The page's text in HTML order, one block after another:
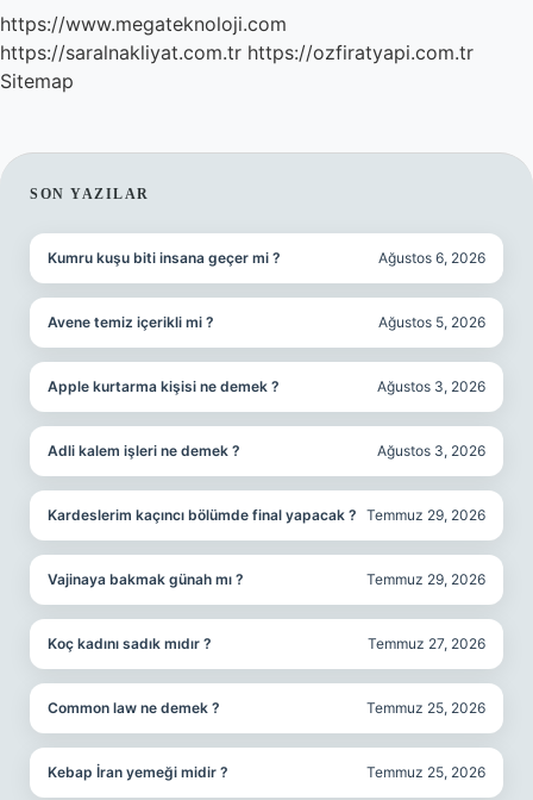
https://www.megateknoloji.com
https://saralnakliyat.com.tr https://ozfiratyapi.com.tr
Sitemap
SIDEBAR
SON YAZILAR
Kumru kuşu biti insana geçer mi ? Ağustos 6, 2026
Avene temiz içerikli mi ? Ağustos 5, 2026
Apple kurtarma kişisi ne demek ? Ağustos 3, 2026
Adli kalem işleri ne demek ? Ağustos 3, 2026
Kardeslerim kaçıncı bölümde final yapacak ? Temmuz 29, 2026
Vajinaya bakmak günah mı ? Temmuz 29, 2026
Koç kadını sadık mıdır ? Temmuz 27, 2026
Common law ne demek ? Temmuz 25, 2026
Kebap İran yemeği midir ? Temmuz 25, 2026